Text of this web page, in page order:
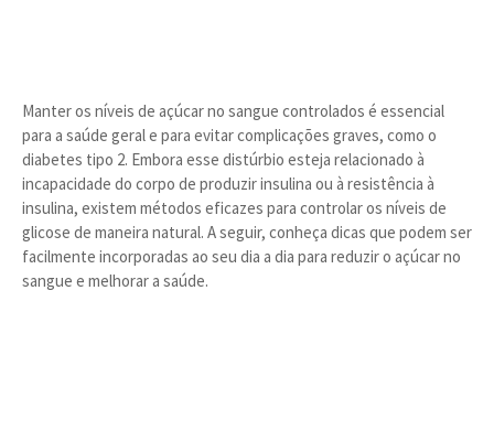
Manter os níveis de açúcar no sangue controlados é essencial
para a saúde geral e para evitar complicações graves, como o
diabetes tipo 2. Embora esse distúrbio esteja relacionado à
incapacidade do corpo de produzir insulina ou à resistência à
insulina, existem métodos eficazes para controlar os níveis de
glicose de maneira natural. A seguir, conheça dicas que podem ser
facilmente incorporadas ao seu dia a dia para reduzir o açúcar no
sangue e melhorar a saúde.